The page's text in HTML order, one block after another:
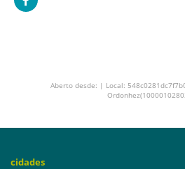
Aberto desde: | Local:
cidades